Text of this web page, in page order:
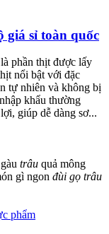
sỉ toàn quốc
phần thịt được lấy
nổi bật với đặc
tự nhiên và không bị
khẩu thường
giúp dễ dàng sơ...
trâu quả mông
gì ngon đùi gọ trâu
phẩm